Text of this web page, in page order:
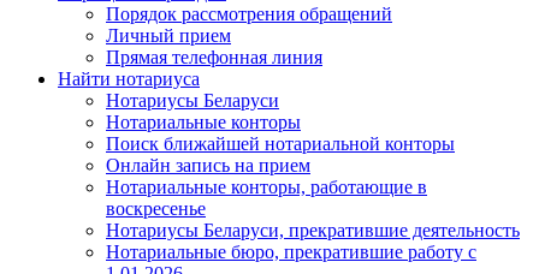
Порядок рассмотрения обращений
Личный прием
Прямая телефонная линия
Найти нотариуса
Нотариусы Беларуси
Нотариальные конторы
Поиск ближайшей нотариальной конторы
Онлайн запись на прием
Нотариальные конторы, работающие в
воскресенье
Нотариусы Беларуси, прекратившие деятельность
Нотариальные бюро, прекратившие работу с